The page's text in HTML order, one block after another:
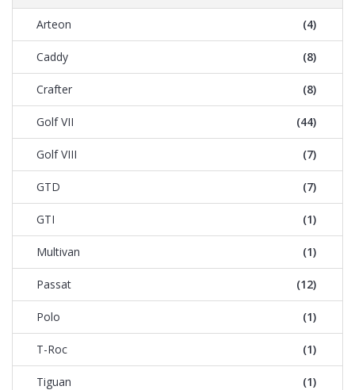
Arteon (4)
Caddy (8)
Crafter (8)
Golf VII (44)
Golf VIII (7)
GTD (7)
GTI (1)
Multivan (1)
Passat (12)
Polo (1)
T-Roc (1)
Tiguan (1)